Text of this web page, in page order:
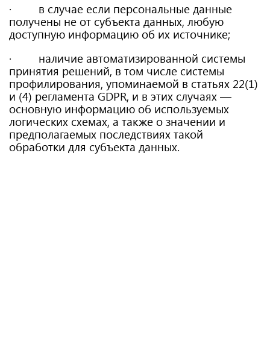
· в случае если персональные данные
получены не от субъекта данных, любую
доступную информацию об их источнике;
· наличие автоматизированной системы
принятия решений, в том числе системы
профилирования, упоминаемой в статьях 22(1)
и (4) регламента GDPR, и в этих случаях —
основную информацию об используемых
логических схемах, а также о значении и
предполагаемых последствиях такой
обработки для субъекта данных.